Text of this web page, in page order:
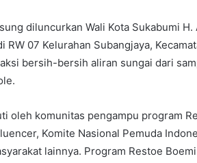
diluncurkan Wali Kota Sukabumi H.
RW 07 Kelurahan Subangjaya,
bersih-bersih aliran sungai dari
oleh komunitas pengampu program
Komite Nasional Pemuda
lainnya. Program Restoe